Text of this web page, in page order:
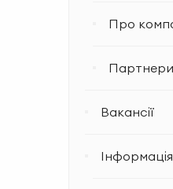
Про
Партнери
Вакансії
Інформація